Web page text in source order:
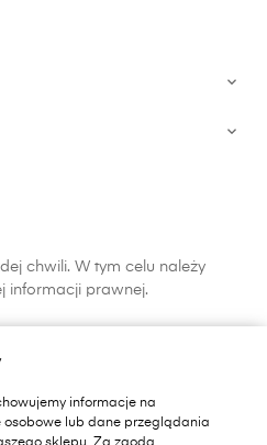


chwili. W tym celu należy
informacji prawnej.
od Primavera Furniture Sp. z
Mała 18 A.. Pamiętaj, zgoda jest
informacje na
osobowe lub dane przeglądania